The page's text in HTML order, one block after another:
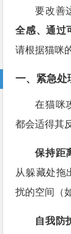
要改善
全感、通过
请根据猫咪
一、紧急处
在猫咪
都会适得其
保持距
从躲藏处拖
扰的空间（
自我防